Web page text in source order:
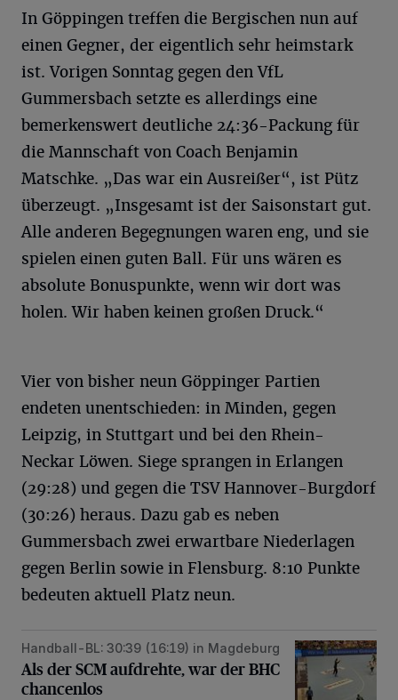
In Göppingen treffen die Bergischen nun auf
einen Gegner, der eigentlich sehr heimstark
ist. Vorigen Sonntag gegen den VfL
Gummersbach setzte es allerdings eine
bemerkenswert deutliche 24:36-Packung für
die Mannschaft von Coach Benjamin
Matschke. „Das war ein Ausreißer“, ist Pütz
überzeugt. „Insgesamt ist der Saisonstart gut.
Alle anderen Begegnungen waren eng, und sie
spielen einen guten Ball. Für uns wären es
absolute Bonuspunkte, wenn wir dort was
holen. Wir haben keinen großen Druck.“
Vier von bisher neun Göppinger Partien
endeten unentschieden: in Minden, gegen
Leipzig, in Stuttgart und bei den Rhein-
Neckar Löwen. Siege sprangen in Erlangen
(29:28) und gegen die TSV Hannover-Burgdorf
(30:26) heraus. Dazu gab es neben
Gummersbach zwei erwartbare Niederlagen
gegen Berlin sowie in Flensburg. 8:10 Punkte
bedeuten aktuell Platz neun.
Als der SCM aufdrehte, war der BHC chancenlos
Handball-BL: 30:39 (16:19) in Magdeburg
Als der SCM aufdrehte, war der BHC
chancenlos